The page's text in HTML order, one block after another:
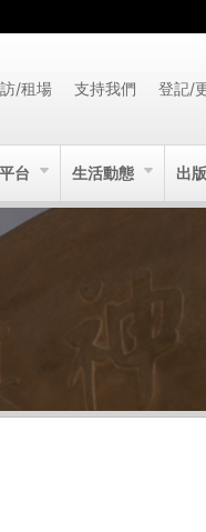
/租場 支持我們 登記/
台 生活動態 出版